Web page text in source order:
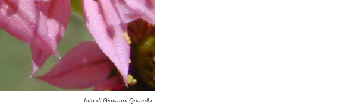
foto di Giovanni Quarella